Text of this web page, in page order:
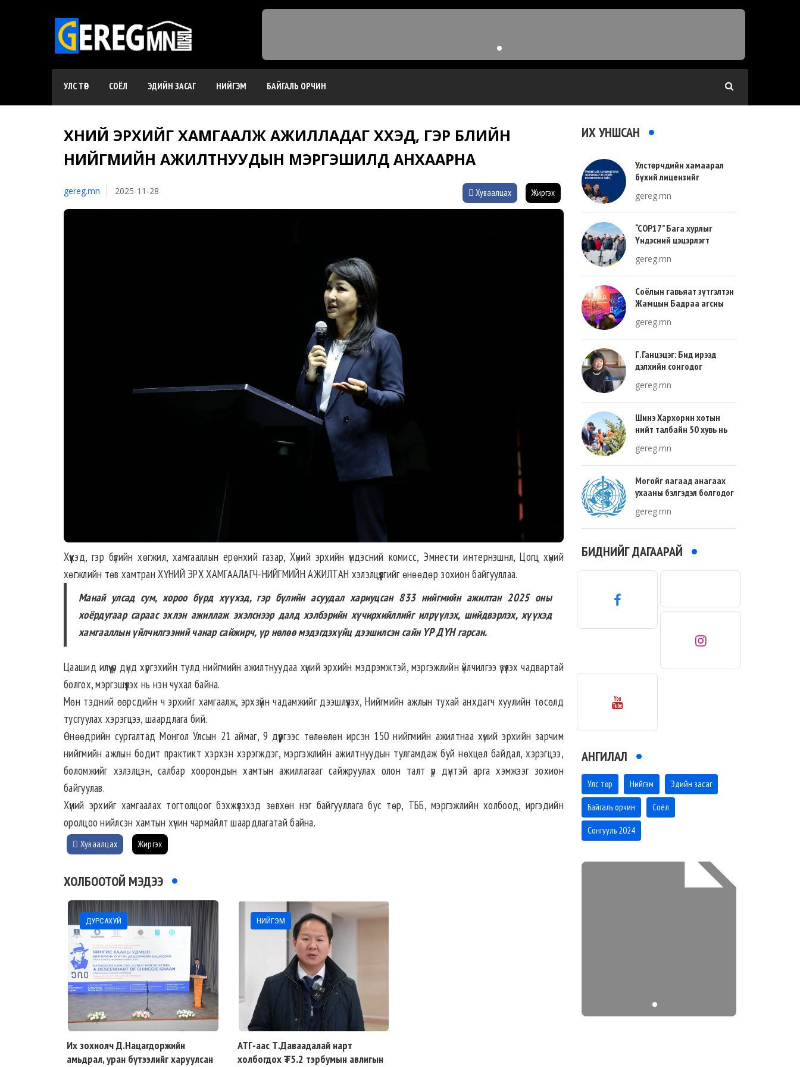
УЛС ТӨР СОЁЛ ЭДИЙН ЗАСАГ НИЙГЭМ БАЙГАЛЬ ОРЧИН
ХҮНИЙ ЭРХИЙГ ХАМГААЛЖ АЖИЛЛАДАГ ХҮҮХЭД, ГЭР БҮЛИЙН
НИЙГМИЙН АЖИЛТНУУДЫН МЭРГЭШИЛД АНХААРНА
gereg.mn 2025-11-28 Хуваалцах Жиргэх
Хүүхэд, гэр бүлийн хөгжил, хамгааллын ерөнхий газар, Хүний эрхийн үндэсний комисс, Эмнести интернэшнл, Цогц хүний
хөгжлийн төв хамтран ХҮНИЙ ЭРХ ХАМГААЛАГЧ-НИЙГМИЙН АЖИЛТАН хэлэлцүүлгийг өнөөдөр зохион байгууллаа.
Манай улсад сум, хороо бүрд хүүхэд, гэр бүлийн асуудал хариуцсан 833 нийгмийн ажилтан 2025 оны
хоёрдугаар сараас эхлэн ажиллаж эхэлснээр далд хэлбэрийн хүчирхийллийг илрүүлэх, шийдвэрлэх, хүүхэд
хамгааллын үйлчилгээний чанар сайжирч, үр нөлөө мэдэгдэхүйц дээшилсэн сайн ҮР ДҮН гарсан.
Цаашид илүү үр дүнд хүргэхийн тулд нийгмийн ажилтнуудаа хүний эрхийн мэдрэмжтэй, мэргэжлийн үйлчилгээ үзүүлэх чадвартай
болгох, мэргэшүүлэх нь нэн чухал байна.
Мөн тэдний өөрсдийн ч эрхийг хамгаалж, эрхзүйн чадамжийг дээшлүүлэх, Нийгмийн ажлын тухай анхдагч хуулийн төсөлд
тусгуулах хэрэгцээ, шаардлага бий.
Өнөөдрийн сургалтад Монгол Улсын 21 аймаг, 9 дүүргээс төлөөлөн ирсэн 150 нийгмийн ажилтнаа хүний эрхийн зарчим
нийгмийн ажлын бодит практикт хэрхэн хэрэгждэг, мэргэжлийн ажилтнуудын тулгамдаж буй нөхцөл байдал, хэрэгцээ,
боломжийг хэлэлцэн, салбар хоорондын хамтын ажиллагааг сайжруулах олон талт үр дүнтэй арга хэмжээг зохион
байгуулав.
Хүний эрхийг хамгаалах тогтолцоог бэхжүүлэхэд зөвхөн нэг байгууллага бус төр, ТББ, мэргэжлийн холбоод, иргэдийн
оролцоо нийлсэн хамтын хүчин чармайлт шаардлагатай байна.
Хуваалцах Жиргэх
ХОЛБООТОЙ МЭДЭЭ
ДУРСАХУЙ
Их зохиолч Д.Нацагдоржийн
амьдрал, уран бүтээлийг харуулсан
НИЙГЭМ
АТГ-аас Т.Даваадалай нарт
холбогдох ₮5.2 тэрбумын авлигын
ИХ УНШСАН
Улстөрчдийн хамаарал
бүхий лицензийг
gereg.mn
“COP17” Бага хурлыг
Үндэсний цэцэрлэгт
зохион байгуулна
gereg.mn
Соёлын гавьяат зүтгэлтэн
Жамцын Бадраа агсны
тохиож байна
gereg.mn
Г.Ганцэцэг: Бид ирээд
дэлхийн сонгодог
хөгжлийн тухай л ярьсан
gereg.mn
Шинэ Хархорин хотын
нийт талбайн 50 хувь нь
хувь нь барилгажих
талбай, 20 хувь нь авто
зам байна
gereg.mn
Могойг яагаад анагаах
ухааны бэлгэдэл болгодог
gereg.mn
БИДНИЙГ ДАГААРАЙ
АНГИЛАЛ
Улс төр Нийгэм Эдийн засаг
Байгаль орчин Соёл
Сонгууль 2024